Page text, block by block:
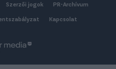
Szerzői jogok PR-Archívum
Kapcsolat